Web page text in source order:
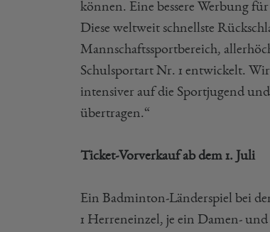
können. Eine bessere Werbung
Diese weltweit schnellste
Mannschaftssportbereich,
Schulsportart Nr. 1 entwickelt.
intensiver auf die Sportjugend
übertragen.“
Ticket-Vorverkauf ab dem 1. Juli
Ein Badminton-Länderspiel bei
1 Herreneinzel, je ein Damen-